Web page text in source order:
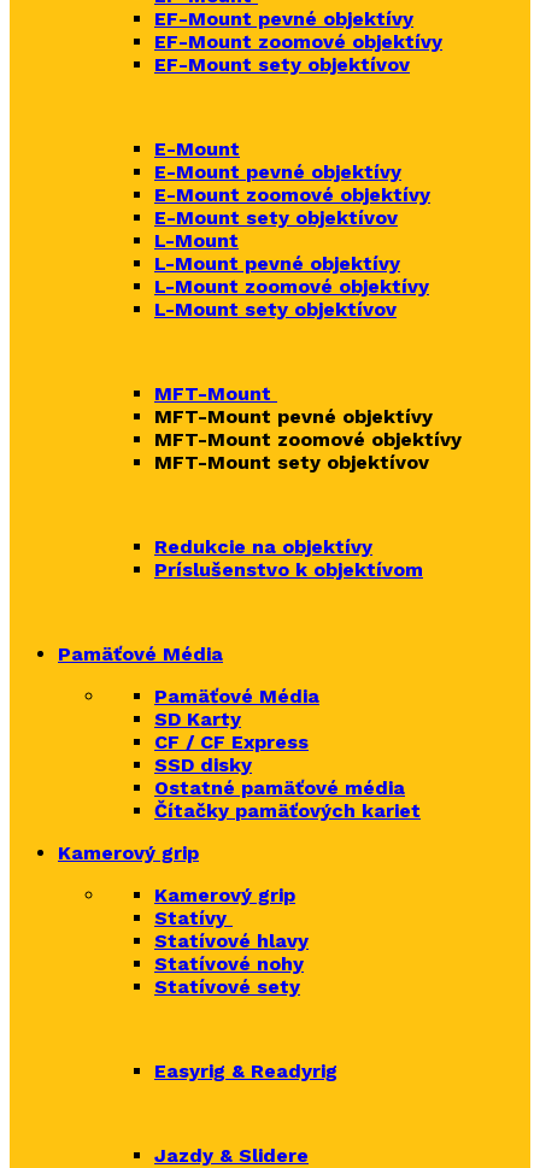
EF-Mount pevné objektívy
EF-Mount zoomové objektívy
EF-Mount sety objektívov
E-Mount
E-Mount pevné objektívy
E-Mount zoomové objektívy
E-Mount sety objektívov
L-Mount
L-Mount pevné objektívy
L-Mount zoomové objektívy
L-Mount sety objektívov
MFT-Mount
MFT-Mount pevné objektívy
MFT-Mount zoomové objektívy
MFT-Mount sety objektívov
Redukcie na objektívy
Príslušenstvo k objektívom
Pamäťové Média
Pamäťové Média
SD Karty
CF / CF Express
SSD disky
Ostatné pamäťové média
Čítačky pamäťových kariet
Kamerový grip
Kamerový grip
Statívy
Statívové hlavy
Statívové nohy
Statívové sety
Easyrig & Readyrig
Jazdy & Slidere